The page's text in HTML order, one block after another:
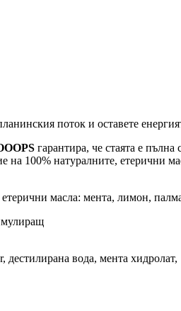
поток и оставете
гарантира, че стаята е
на 100% натуралните, етерични
масла: мента, лимон,
дестилирана вода, мента